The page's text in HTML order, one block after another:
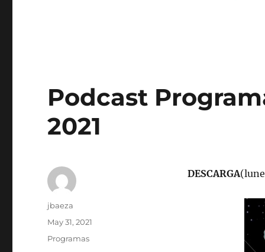
Podcast
2021
DESCARGA
Author
jbaeza
Posted
May 31, 2021
Categories
Programas